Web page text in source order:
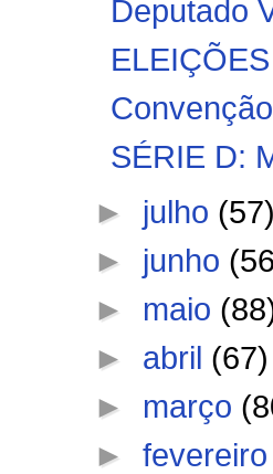
Deputado
SÉRIE D:
► julho (57)
► junho
► maio
► abril (67)
► março
►fevereiro